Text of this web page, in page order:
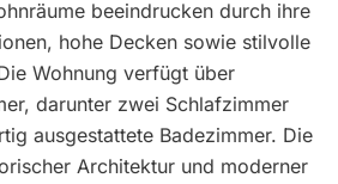
beeindrucken durch ihre
hohe Decken sowie stilvolle
Wohnung verfügt über
darunter zwei Schlafzimmer
ausgestattete Badezimmer. Die
Architektur und moderner